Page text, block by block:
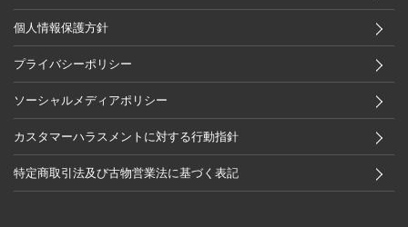
個人情報保護方針
プライバシーポリシー
ソーシャルメディアポリシー
カスタマーハラスメントに対する行動指針
特定商取引法及び古物営業法に基づく表記